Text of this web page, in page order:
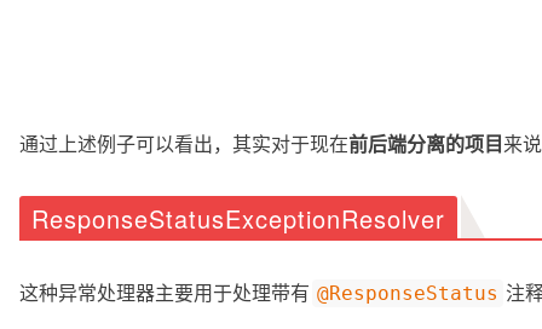
通过上述例子可以看出，其实对于现在前后端分离的项目来
ResponseStatusExceptionResolver
这种异常处理器主要用于处理带有 @ResponseStatus 注